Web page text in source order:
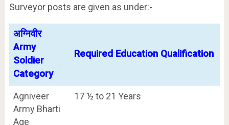
Surveyor posts are given as under:-
अग्निवीर
Army
Soldier
Category
Required Education Qualification
Agniveer
Army Bharti
Age
17 ½ to 21 Years